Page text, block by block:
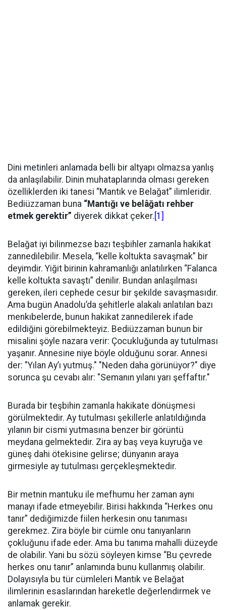
Dini metinleri anlamada belli bir altyapı olmazsa yanlış
da anlaşılabilir. Dinin muhataplarında olması gereken
özelliklerden iki tanesi “Mantık ve Belağat” ilimleridir.
Bediüzzaman buna “Mantığı ve belâğatı rehber
etmek gerektir” diyerek dikkat çeker. [1]
Belağat iyi bilinmezse bazı teşbihler zamanla hakikat
zannedilebilir. Mesela, “kelle koltukta savaşmak” bir
deyimdir. Yiğit birinin kahramanlığı anlatılırken “Falanca
kelle koltukta savaştı” denilir. Bundan anlaşılması
gereken, ileri cephede cesur bir şekilde savaşmasıdır.
Ama bugün Anadolu’da şehitlerle alakalı anlatılan bazı
menkıbelerde, bunun hakikat zannedilerek ifade
edildiğini görebilmekteyiz. Bediüzzaman bunun bir
misalini şöyle nazara verir: Çocukluğunda ay tutulması
yaşanır. Annesine niye böyle olduğunu sorar. Annesi
der: "Yılan Ay’ı yutmuş." "Neden daha görünüyor?" diye
sorunca şu cevabı alır: "Semanın yılanı yarı şeffaftır."
Burada bir teşbihin zamanla hakikate dönüşmesi
görülmektedir. Ay tutulması şekillerle anlatıldığında
yılanın bir cismi yutmasına benzer bir görüntü
meydana gelmektedir. Zira ay baş veya kuyruğa ve
güneş dahi ötekisine gelirse; dünyanın araya
girmesiyle ay tutulması gerçekleşmektedir.
Bir metnin mantuku ile mefhumu her zaman aynı
manayı ifade etmeyebilir. Birisi hakkında “Herkes onu
tanır” dediğimizde fiilen herkesin onu tanıması
gerekmez. Zira böyle bir cümle onu tanıyanların
çokluğunu ifade eder. Ama bu tanıma mahalli düzeyde
de olabilir. Yani bu sözü söyleyen kimse “Bu çevrede
herkes onu tanır” anlamında bunu kullanmış olabilir.
Dolayısıyla bu tür cümleleri Mantık ve Belağat
ilimlerinin esaslarından hareketle değerlendirmek ve
anlamak gerekir.